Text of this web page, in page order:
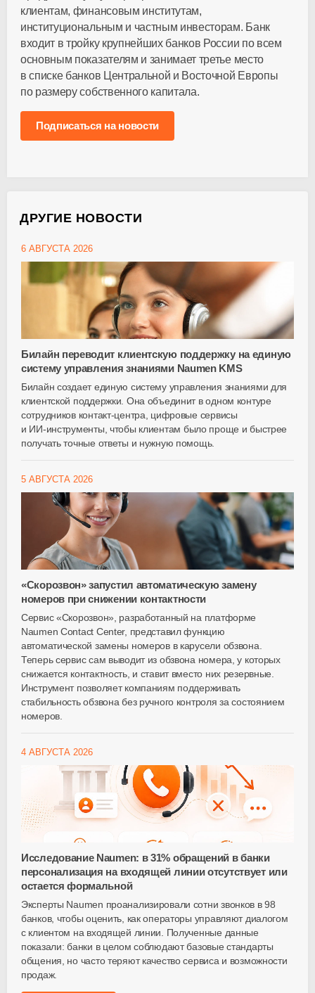
клиентам, финансовым институтам,
институциональным и частным инвесторам. Банк
входит в тройку крупнейших банков России по всем
основным показателям и занимает третье место
в списке банков Центральной и Восточной Европы
по размеру собственного капитала.
Подписаться на новости
ДРУГИЕ НОВОСТИ
6 АВГУСТА 2026
Билайн переводит клиентскую поддержку на единую
систему управления знаниями Naumen KMS
Билайн создает единую систему управления знаниями для
клиентской поддержки. Она объединит в одном контуре
сотрудников контакт-центра , цифровые сервисы
и ИИ-инструменты , чтобы клиентам было проще и быстрее
получать точные ответы и нужную помощь.
5 АВГУСТА 2026
«Скорозвон» запустил автоматическую замену
номеров при снижении контактности
Сервис «Скорозвон», разработанный на платформе
Naumen Contact Center, представил функцию
автоматической замены номеров в карусели обзвона.
Теперь сервис сам выводит из обзвона номера, у которых
снижается контактность, и ставит вместо них резервные.
Инструмент позволяет компаниям поддерживать
стабильность обзвона без ручного контроля за состоянием
номеров.
4 АВГУСТА 2026
Исследование Naumen: в 31% обращений в банки
персонализация на входящей линии отсутствует или
остается формальной
Эксперты Naumen проанализировали сотни звонков в 98
банков, чтобы оценить, как операторы управляют диалогом
с клиентом на входящей линии. Полученные данные
показали: банки в целом соблюдают базовые стандарты
общения, но часто теряют качество сервиса и возможности
продаж.